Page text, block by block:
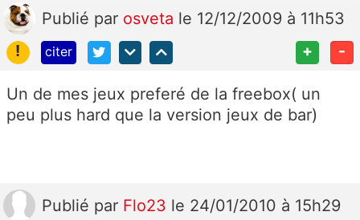
Publié par osveta le 12/12/2009 à 11h53
!
citer + -
Un de mes jeux preferé de la freebox( un
peu plus hard que la version jeux de bar)
Publié par Flo23 le 24/01/2010 à 15h29